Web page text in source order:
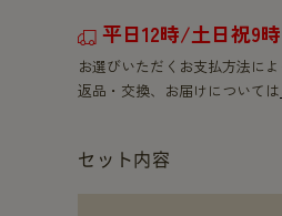
平日12時/土日祝9
お選びいただくお支払方法に
返品・交換、お届けについては
セット内容